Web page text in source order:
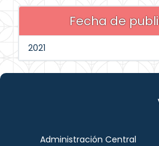
Fecha de
2021
Administración Central